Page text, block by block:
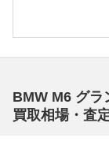
BMW M6 グラ
買取相場・査